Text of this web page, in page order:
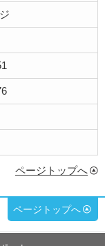
ページトップへ
ページトップへ